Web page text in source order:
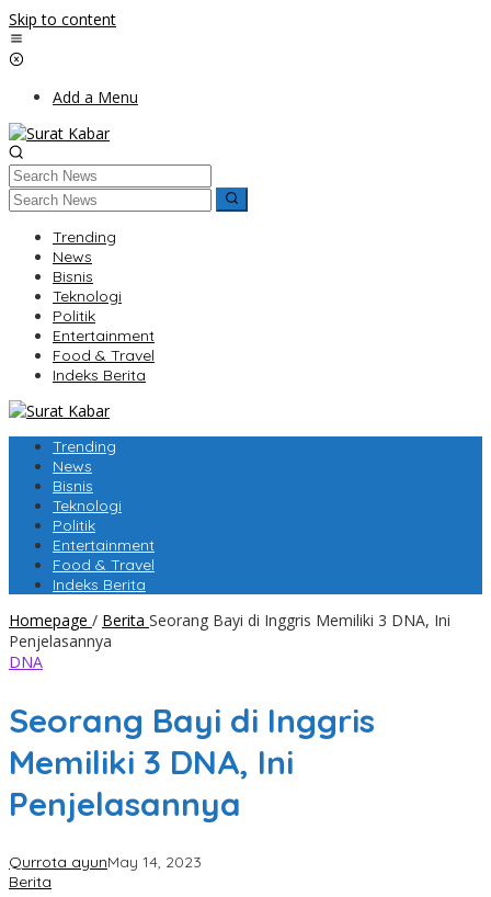
Skip to content
Add a Menu
Trending
News
Bisnis
Teknologi
Politik
Entertainment
Food & Travel
Indeks Berita
Trending
News
Bisnis
Teknologi
Politik
Entertainment
Food & Travel
Indeks Berita
Homepage / Berita Seorang Bayi di Inggris Memiliki 3 DNA, Ini
Penjelasannya
DNA
Seorang Bayi di Inggris
Memiliki 3 DNA, Ini
Penjelasannya
Qurrota ayunMay 14, 2023
Berita